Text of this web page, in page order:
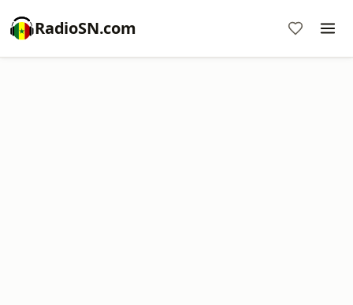
RadioSN.com